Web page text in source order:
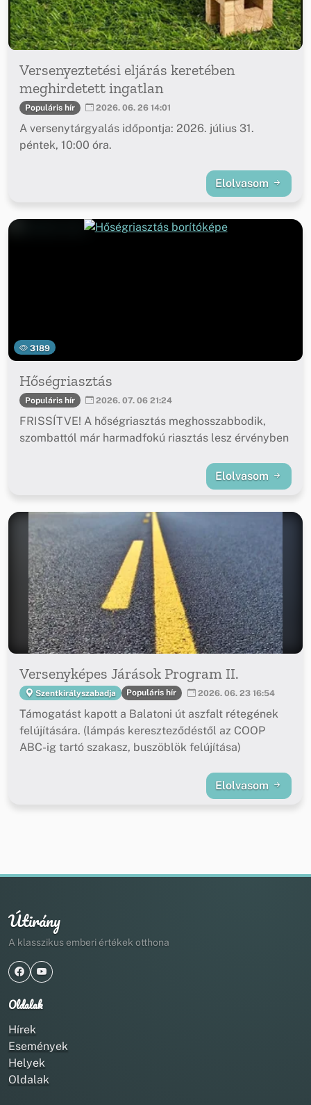
Versenyeztetési eljárás keretében
meghirdetett ingatlan
Populáris hír 2026. 06. 26 14:01
A versenytárgyalás időpontja: 2026. július 31.
péntek, 10:00 óra.
Elolvasom
3189
Hőségriasztás
Populáris hír 2026. 07. 06 21:24
FRISSÍTVE! A hőségriasztás meghosszabbodik,
szombattól már harmadfokú riasztás lesz érvényben
Elolvasom
Versenyképes Járások Program II.
Szentkirályszabadja Populáris hír 2026. 06. 23 16:54
Támogatást kapott a Balatoni út aszfalt rétegének
felújítására. (lámpás kereszteződéstől az COOP
ABC-ig tartó szakasz, buszöblök felújítása)
Elolvasom
Útirány
A klasszikus emberi értékek otthona
Oldalak
Hírek
Események
Helyek
Oldalak